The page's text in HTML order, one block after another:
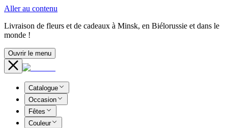
Aller au contenu
Livraison de fleurs et de cadeaux à Minsk, en Biélorussie et dans le
monde !
Ouvrir le menu
Catalogue
Occasion
Fêtes
Couleur